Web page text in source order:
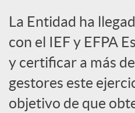
o
c
i
La Entidad ha
con el IEF y EFPA
y certificar a más
gestores este
objetivo de que